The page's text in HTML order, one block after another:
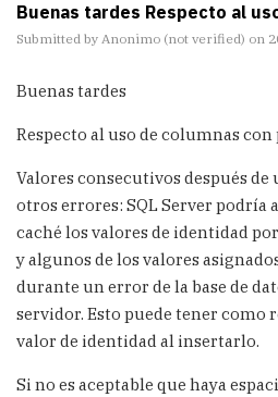
Buenas tardes Respecto al
Submitted by Anonimo (not verified) on
Buenas tardes
Respecto al uso de columnas
Valores consecutivos después
otros errores: SQL Server podría
caché los valores de identidad
y algunos de los valores
durante un error de la base de
servidor. Esto puede tener como
valor de identidad al insertarlo.
Si no es aceptable que haya